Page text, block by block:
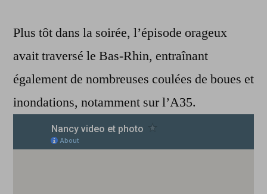
Plus tôt dans la soirée, l’épisode orageux
avait traversé le Bas-Rhin, entraînant
également de nombreuses coulées de boues et
inondations, notamment sur l’A35.